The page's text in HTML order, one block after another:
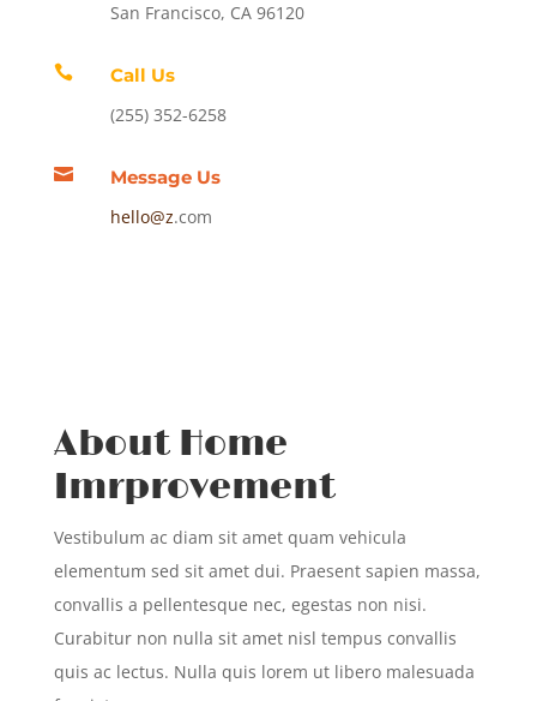
San Francisco, CA 96120

Call Us
(255) 352-6258

Message Us
hello@z.com
About Home
Imrprovement
Vestibulum ac diam sit amet quam vehicula
elementum sed sit amet dui. Praesent sapien massa,
convallis a pellentesque nec, egestas non nisi.
Curabitur non nulla sit amet nisl tempus convallis
quis ac lectus. Nulla quis lorem ut libero malesuada